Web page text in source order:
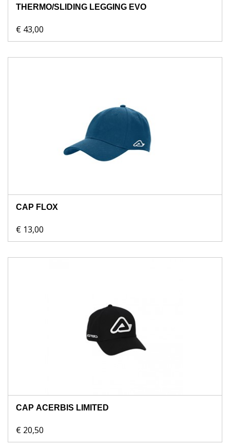
THERMO/SLIDING LEGGING EVO
€ 43,00
CAP FLOX
€ 13,00
CAP ACERBIS LIMITED
€ 20,50